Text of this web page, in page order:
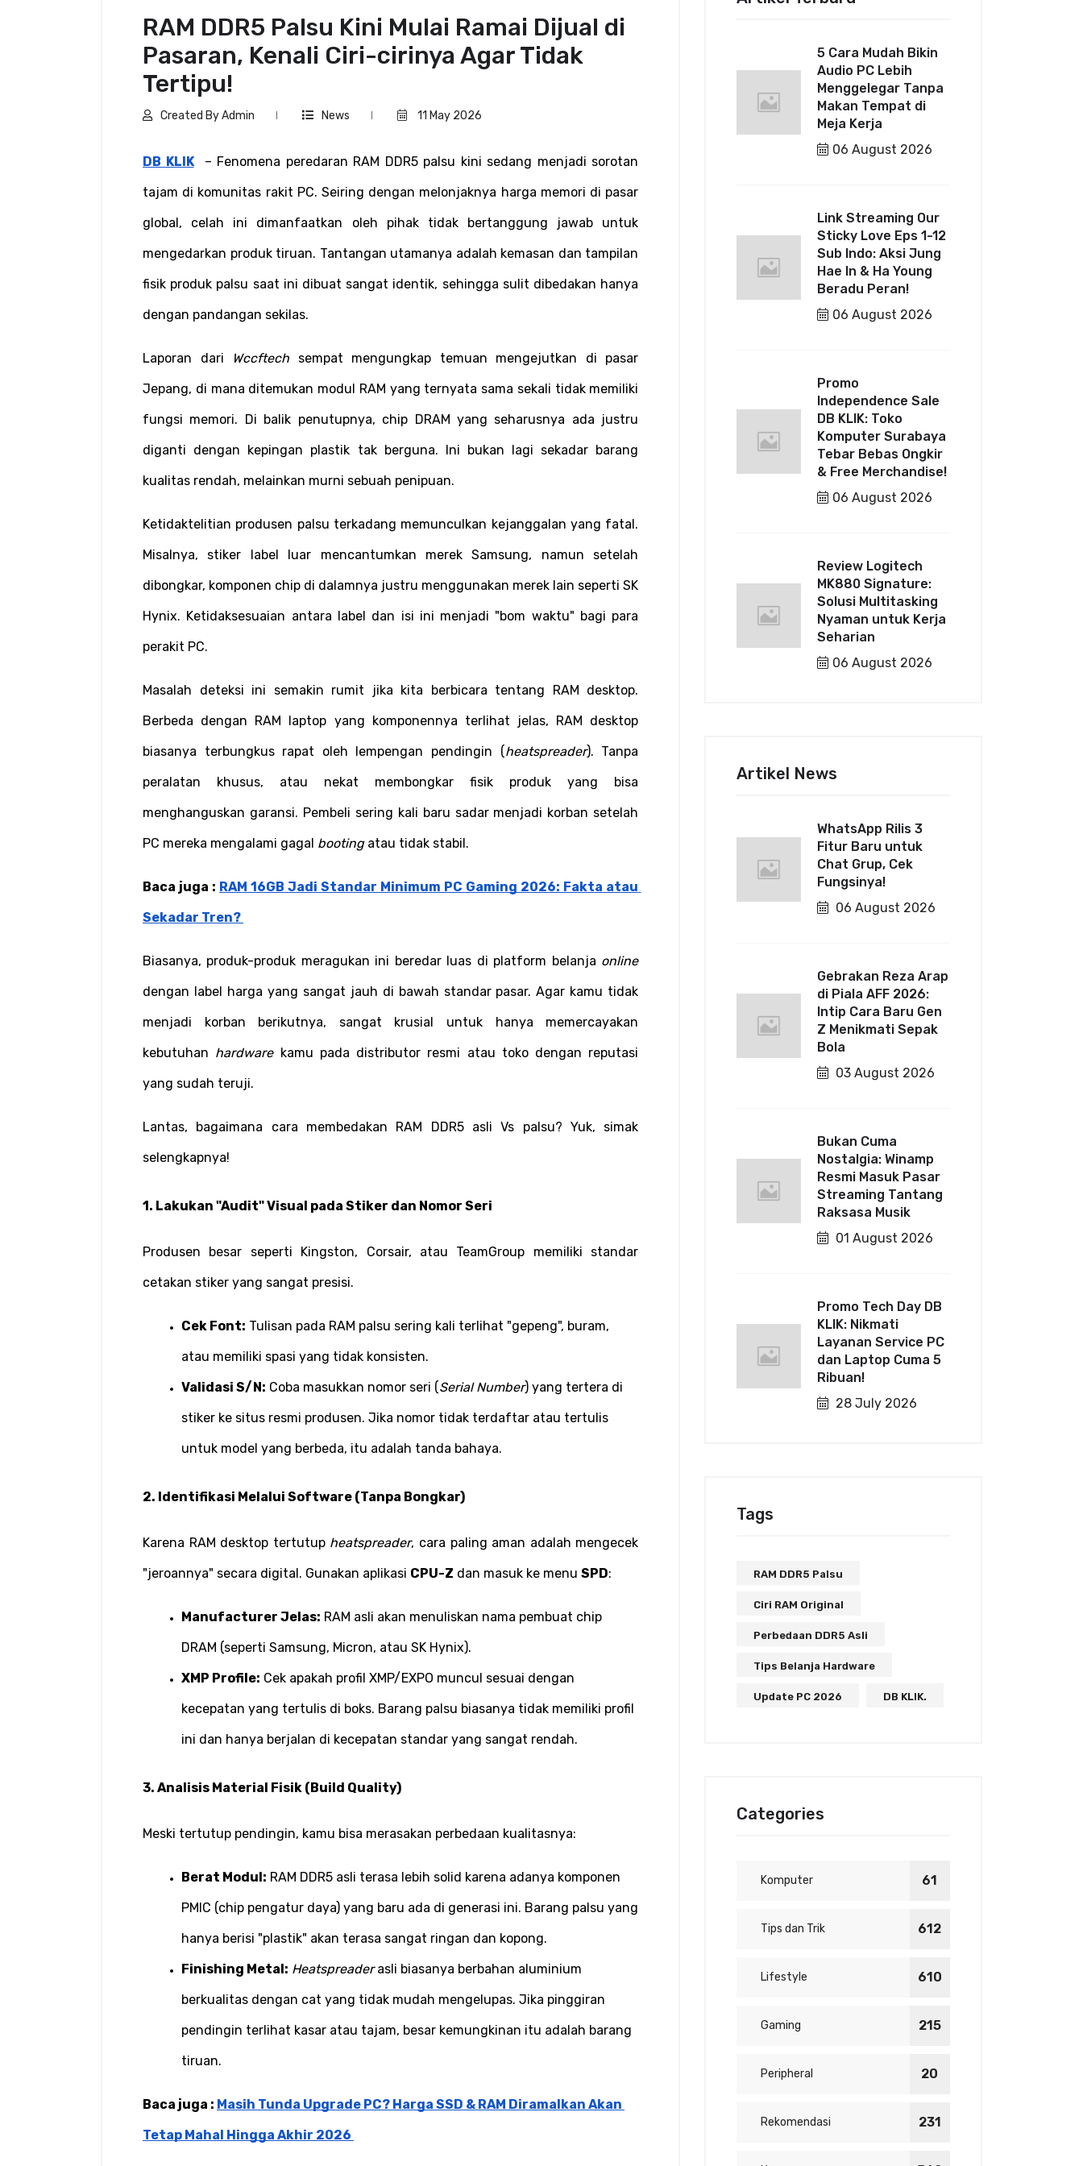
RAM DDR5 Palsu Kini Mulai Ramai Dijual di
Pasaran, Kenali Ciri-cirinya Agar Tidak
Tertipu!
Created By Admin News 11 May 2026
DB KLIK – Fenomena peredaran RAM DDR5 palsu kini sedang menjadi sorotan
tajam di komunitas rakit PC. Seiring dengan melonjaknya harga memori di pasar
global, celah ini dimanfaatkan oleh pihak tidak bertanggung jawab untuk
mengedarkan produk tiruan. Tantangan utamanya adalah kemasan dan tampilan
fisik produk palsu saat ini dibuat sangat identik, sehingga sulit dibedakan hanya
dengan pandangan sekilas.
Laporan dari Wccftech sempat mengungkap temuan mengejutkan di pasar
Jepang, di mana ditemukan modul RAM yang ternyata sama sekali tidak memiliki
fungsi memori. Di balik penutupnya, chip DRAM yang seharusnya ada justru
diganti dengan kepingan plastik tak berguna. Ini bukan lagi sekadar barang
kualitas rendah, melainkan murni sebuah penipuan.
Ketidaktelitian produsen palsu terkadang memunculkan kejanggalan yang fatal.
Misalnya, stiker label luar mencantumkan merek Samsung, namun setelah
dibongkar, komponen chip di dalamnya justru menggunakan merek lain seperti SK
Hynix. Ketidaksesuaian antara label dan isi ini menjadi "bom waktu" bagi para
perakit PC.
Masalah deteksi ini semakin rumit jika kita berbicara tentang RAM desktop.
Berbeda dengan RAM laptop yang komponennya terlihat jelas, RAM desktop
biasanya terbungkus rapat oleh lempengan pendingin (heatspreader). Tanpa
peralatan khusus, atau nekat membongkar fisik produk yang bisa
menghanguskan garansi. Pembeli sering kali baru sadar menjadi korban setelah
PC mereka mengalami gagal booting atau tidak stabil.
Baca juga : RAM 16GB Jadi Standar Minimum PC Gaming 2026: Fakta atau
Sekadar Tren?
Biasanya, produk-produk meragukan ini beredar luas di platform belanja online
dengan label harga yang sangat jauh di bawah standar pasar. Agar kamu tidak
menjadi korban berikutnya, sangat krusial untuk hanya memercayakan
kebutuhan hardware kamu pada distributor resmi atau toko dengan reputasi
yang sudah teruji.
Lantas, bagaimana cara membedakan RAM DDR5 asli Vs palsu? Yuk, simak
selengkapnya!
1. Lakukan "Audit" Visual pada Stiker dan Nomor Seri
Produsen besar seperti Kingston, Corsair, atau TeamGroup memiliki standar
cetakan stiker yang sangat presisi.
Cek Font: Tulisan pada RAM palsu sering kali terlihat "gepeng", buram,
atau memiliki spasi yang tidak konsisten.
Validasi S/N: Coba masukkan nomor seri (Serial Number) yang tertera di
stiker ke situs resmi produsen. Jika nomor tidak terdaftar atau tertulis
untuk model yang berbeda, itu adalah tanda bahaya.
2. Identifikasi Melalui Software (Tanpa Bongkar)
Karena RAM desktop tertutup heatspreader, cara paling aman adalah mengecek
"jeroannya" secara digital. Gunakan aplikasi CPU-Z dan masuk ke menu SPD:
Manufacturer Jelas: RAM asli akan menuliskan nama pembuat chip
DRAM (seperti Samsung, Micron, atau SK Hynix).
XMP Profile: Cek apakah profil XMP/EXPO muncul sesuai dengan
kecepatan yang tertulis di boks. Barang palsu biasanya tidak memiliki profil
ini dan hanya berjalan di kecepatan standar yang sangat rendah.
3. Analisis Material Fisik (Build Quality)
Meski tertutup pendingin, kamu bisa merasakan perbedaan kualitasnya:
Berat Modul: RAM DDR5 asli terasa lebih solid karena adanya komponen
PMIC (chip pengatur daya) yang baru ada di generasi ini. Barang palsu yang
hanya berisi "plastik" akan terasa sangat ringan dan kopong.
Finishing Metal: Heatspreader asli biasanya berbahan aluminium
berkualitas dengan cat yang tidak mudah mengelupas. Jika pinggiran
pendingin terlihat kasar atau tajam, besar kemungkinan itu adalah barang
tiruan.
Baca juga : Masih Tunda Upgrade PC? Harga SSD & RAM Diramalkan Akan
Tetap Mahal Hingga Akhir 2026
5 Cara Mudah Bikin
Audio PC Lebih
Menggelegar Tanpa
Makan Tempat di
Meja Kerja
06 August 2026
Link Streaming Our
Sticky Love Eps 1-12
Sub Indo: Aksi Jung
Hae In & Ha Young
Beradu Peran!
06 August 2026
Promo
Independence Sale
DB KLIK: Toko
Komputer Surabaya
Tebar Bebas Ongkir
& Free Merchandise!
06 August 2026
Review Logitech
MK880 Signature:
Solusi Multitasking
Nyaman untuk Kerja
Seharian
06 August 2026
Artikel News
WhatsApp Rilis 3
Fitur Baru untuk
Chat Grup, Cek
Fungsinya!
06 August 2026
Gebrakan Reza Arap
di Piala AFF 2026:
Intip Cara Baru Gen
Z Menikmati Sepak
Bola
03 August 2026
Bukan Cuma
Nostalgia: Winamp
Resmi Masuk Pasar
Streaming Tantang
Raksasa Musik
01 August 2026
Promo Tech Day DB
KLIK: Nikmati
Layanan Service PC
dan Laptop Cuma 5
Ribuan!
28 July 2026
Tags
RAM DDR5 Palsu
Ciri RAM Original
Perbedaan DDR5 Asli
Tips Belanja Hardware
Update PC 2026 DB KLIK.
Categories
Komputer 61
Tips dan Trik 612
Lifestyle 610
Gaming 215
Peripheral 20
Rekomendasi 231